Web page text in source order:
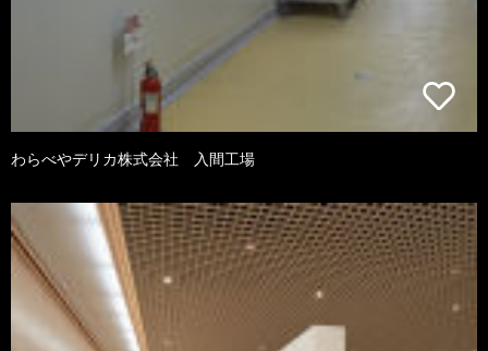
わらべやデリカ株式会社 入間工場